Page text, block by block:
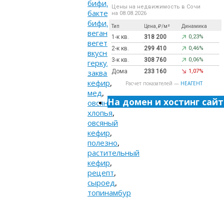
бифидо
бактерии,
бифидум
веган
вегетарианец,
вкусно ,
геркулес,
закваска,
кефир,
мед,
овсяные
хлопья,
овсяный
кефир,
полезно,
растительный
кефир,
рецепт,
сыроед,
топинамбур
Цены на недвижимость в Сочи
на 08.08.2026
Тип Цена, ₽/м² Динамика
1-к кв. 318 200 0,23%
2-к кв. 299 410 0,46%
3-к кв. 308 760 0,06%
Дома 233 160 1,07%
Расчет показателей — НЕАГЕНТ
На домен и хостинг